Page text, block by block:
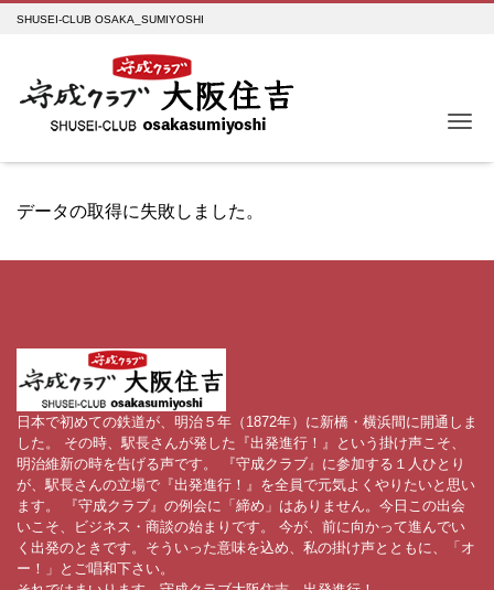
SHUSEI-CLUB OSAKA_SUMIYOSHI
データの取得に失敗しました。
日本で初めての鉄道が、明治５年（1872年）に新橋・横浜間に開通しま
した。 その時、駅長さんが発した『出発進行！』という掛け声こそ、
明治維新の時を告げる声です。 『守成クラブ』に参加する１人ひとり
が、駅長さんの立場で『出発進行！』を全員で元気よくやりたいと思い
ます。 『守成クラブ』の例会に「締め」はありません。今日この出会
いこそ、ビジネス・商談の始まりです。 今が、前に向かって進んでい
く出発のときです。そういった意味を込め、私の掛け声とともに、「オ
ー！」とご唱和下さい。